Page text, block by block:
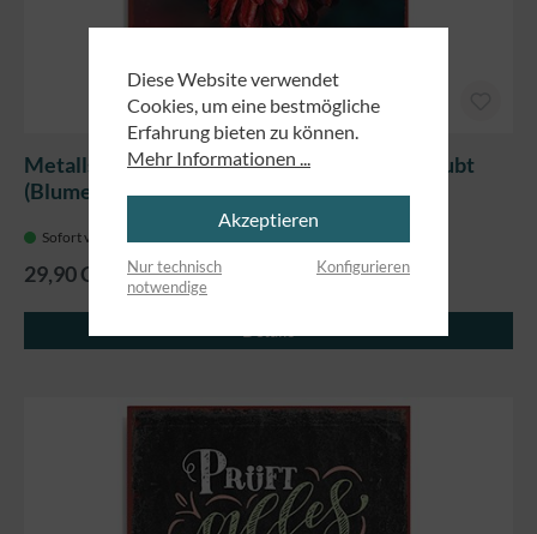
Metallschild groß - Wer nicht an Wunder glaubt
(Blume)
Sofort verfügbar, Lieferzeit: 5-7 Tage
29,90 CHF
Diese Website verwendet
Cookies, um eine bestmögliche
Erfahrung bieten zu können.
Mehr Informationen ...
Akzeptieren
Nur technisch
notwendige
Konfigurieren